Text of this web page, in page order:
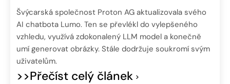
Švýcarská společnost Proton AG aktualizovala svého
AI chatbota Lumo. Ten se převlékl do vylepšeného
vzhledu, využívá zdokonalený LLM model a konečně
umí generovat obrázky. Stále dodržuje soukromí svým
uživatelům.
>>Přečíst celý článek